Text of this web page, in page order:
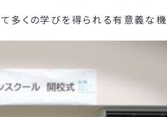
多くの学びを得られる有意義な機